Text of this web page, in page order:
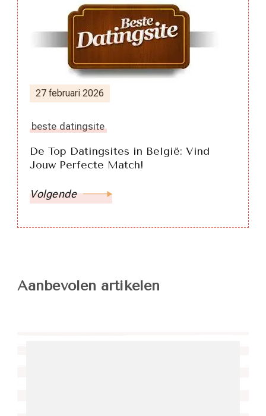
27 februari 2026
beste datingsite
De Top Datingsites in België: Vind
Jouw Perfecte Match!
Volgende
Aanbevolen artikelen